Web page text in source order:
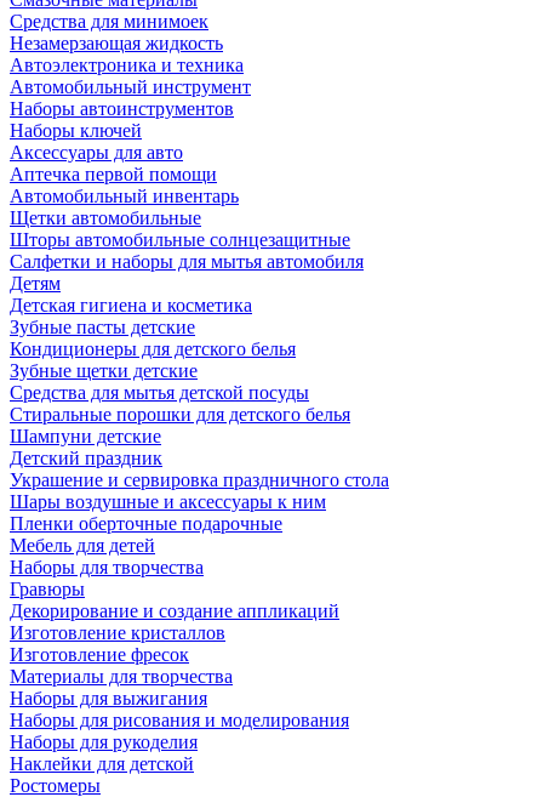
Средства для минимоек
Незамерзающая жидкость
Автоэлектроника и техника
Автомобильный инструмент
Наборы автоинструментов
Наборы ключей
Аксессуары для авто
Аптечка первой помощи
Автомобильный инвентарь
Щетки автомобильные
Шторы автомобильные солнцезащитные
Салфетки и наборы для мытья автомобиля
Детям
Детская гигиена и косметика
Зубные пасты детские
Кондиционеры для детского белья
Зубные щетки детские
Средства для мытья детской посуды
Стиральные порошки для детского белья
Шампуни детские
Детский праздник
Украшение и сервировка праздничного стола
Шары воздушные и аксессуары к ним
Пленки оберточные подарочные
Мебель для детей
Наборы для творчества
Гравюры
Декорирование и создание аппликаций
Изготовление кристаллов
Изготовление фресок
Материалы для творчества
Наборы для выжигания
Наборы для рисования и моделирования
Наборы для рукоделия
Наклейки для детской
Ростомеры